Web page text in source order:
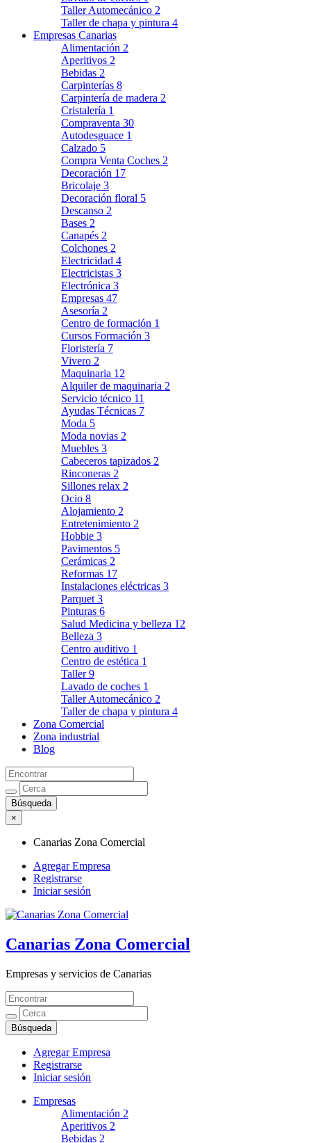
Taller Automecánico 2
Taller de chapa y pintura 4
Empresas Canarias
Alimentación 2
Aperitivos 2
Bebidas 2
Carpinterías 8
Carpintería de madera 2
Cristalería 1
Compraventa 30
Autodesguace 1
Calzado 5
Compra Venta Coches 2
Decoración 17
Bricolaje 3
Decoración floral 5
Descanso 2
Bases 2
Canapés 2
Colchones 2
Electricidad 4
Electricistas 3
Electrónica 3
Empresas 47
Asesoría 2
Centro de formación 1
Cursos Formación 3
Floristería 7
Vivero 2
Maquinaria 12
Alquiler de maquinaria 2
Servicio técnico 11
Ayudas Técnicas 7
Moda 5
Moda novias 2
Muebles 3
Cabeceros tapizados 2
Rinconeras 2
Sillones relax 2
Ocio 8
Alojamiento 2
Entretenimiento 2
Hobbie 3
Pavimentos 5
Cerámicas 2
Reformas 17
Instalaciones eléctricas 3
Parquet 3
Pinturas 6
Salud Medicina y belleza 12
Belleza 3
Centro auditivo 1
Centro de estética 1
Taller9
Lavado de coches 1
Taller Automecánico 2
Taller de chapa y pintura 4
Zona Comercial
Zona industrial
Blog
×
Canarias Zona Comercial
Agregar Empresa
Registrarse
Iniciar sesión
Canarias Zona Comercial
Empresas y servicios de Canarias
Agregar Empresa
Registrarse
Iniciar sesión
Empresas
Alimentación 2
Aperitivos 2
Bebidas 2